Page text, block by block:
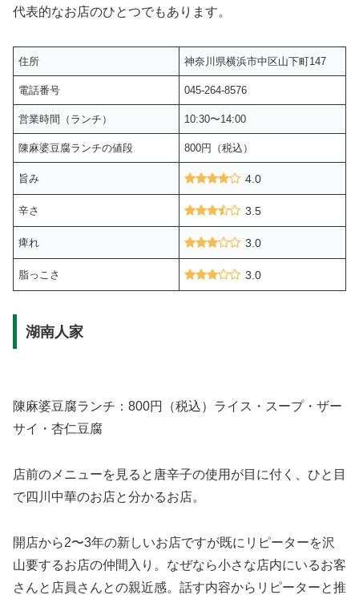
代表的なお店のひとつでもあります。
住所 神奈川県横浜市中区山下町147
電話番号 045-264-8576
営業時間（ランチ） 10:30〜14:00
陳麻婆豆腐ランチの値段 800円（税込）
旨み 4.0
辛さ 3.5
痺れ 3.0
脂っこさ 3.0
湖南人家
陳麻婆豆腐ランチ：800円（税込）ライス・スープ・ザー
サイ・杏仁豆腐
店前のメニューを見ると唐辛子の使用が目に付く、ひと目
で四川中華のお店と分かるお店。
開店から2〜3年の新しいお店ですが既にリピーターを沢
山要するお店の仲間入り。なぜなら小さな店内にいるお客
さんと店員さんとの親近感。話す内容からリピーターと推